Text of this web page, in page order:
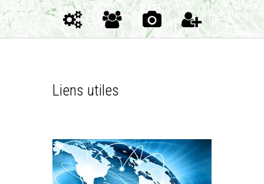
Liens utiles